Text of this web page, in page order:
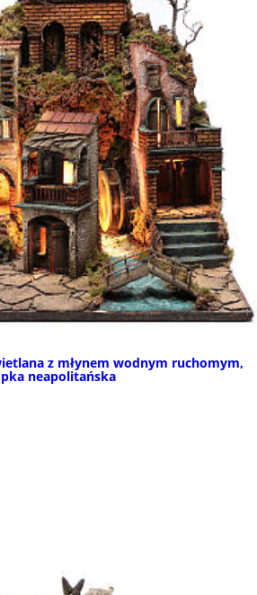
z młynem wodnym ruchomym,
neapolitańska